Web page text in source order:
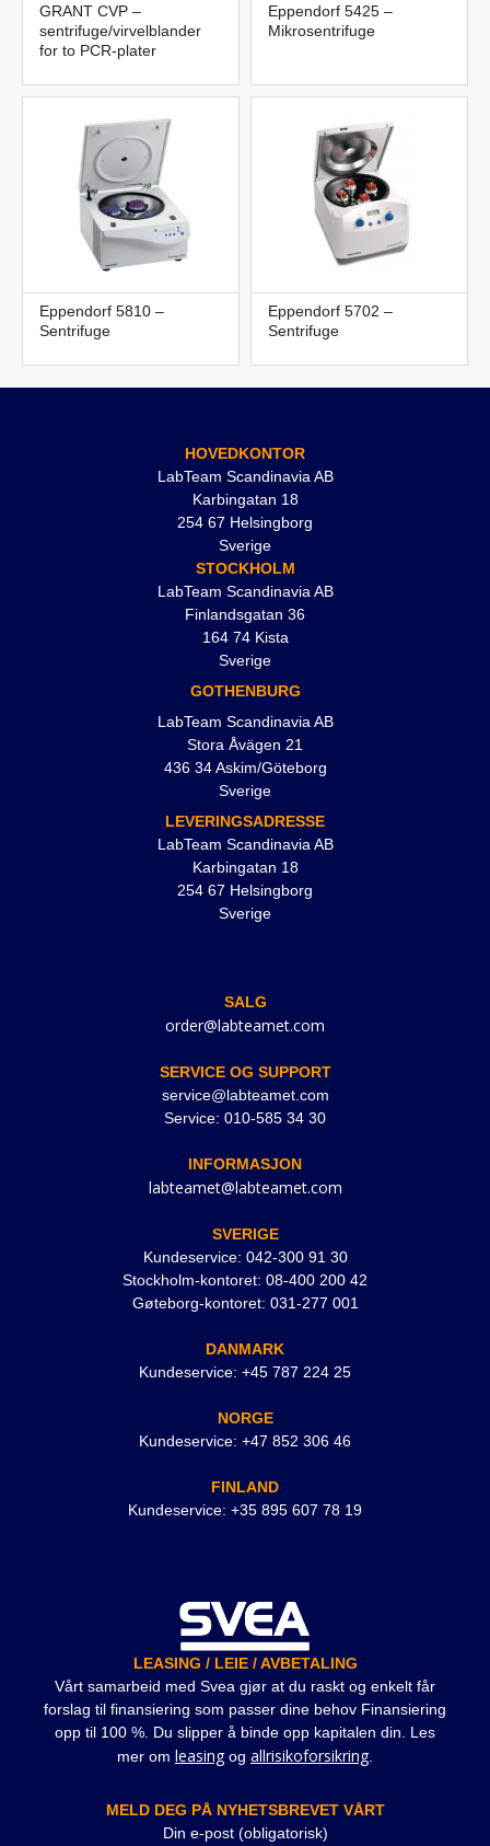
GRANT CVP –
sentrifuge/virvelblander
for to PCR-plater
Eppendorf 5425 –
Mikrosentrifuge
Eppendorf 5810 –
Sentrifuge
Eppendorf 5702 –
Sentrifuge
HOVEDKONTOR
LabTeam Scandinavia AB
Karbingatan 18
254 67 Helsingborg
Sverige
STOCKHOLM
LabTeam Scandinavia AB
Finlandsgatan 36
164 74 Kista
Sverige
GOTHENBURG
LabTeam Scandinavia AB
Stora Åvägen 21
436 34 Askim/Göteborg
Sverige
LEVERINGSADRESSE
LabTeam Scandinavia AB
Karbingatan 18
254 67 Helsingborg
Sverige
SALG
order@labteamet.com
SERVICE OG SUPPORT
service@labteamet.com
Service: 010-585 34 30
INFORMASJON
labteamet@labteamet.com
SVERIGE
Kundeservice: 042-300 91 30
Stockholm-kontoret: 08-400 200 42
Gøteborg-kontoret: 031-277 001
DANMARK
Kundeservice: +45 787 224 25
NORGE
Kundeservice: +47 852 306 46
FINLAND
Kundeservice: +35 895 607 78 19
LEASING / LEIE / AVBETALING
Vårt samarbeid med Svea gjør at du raskt og enkelt får
forslag til finansiering som passer dine behov Finansiering
opp til 100 %. Du slipper å binde opp kapitalen din. Les
mer om leasingog allrisikoforsikring.
MELD DEG PÅ NYHETSBREVET VÅRT
Din e-post (obligatorisk)